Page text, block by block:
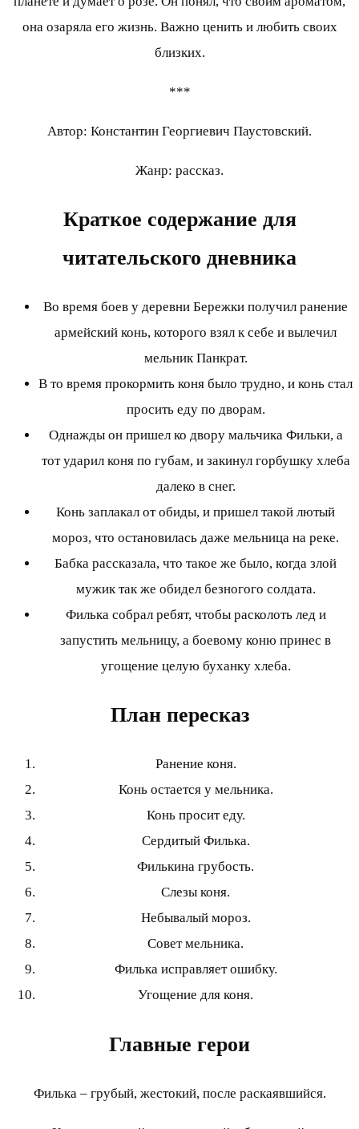
она озаряла его жизнь. Важно ценить и любить своих
близких.
***
Автор: Константин Георгиевич Паустовский.
Жанр: рассказ.
Краткое содержание для
читательского дневника
Во время боев у деревни Бережки получил ранение
армейский конь, которого взял к себе и вылечил
мельник Панкрат.
В то время прокормить коня было трудно, и конь стал
просить еду по дворам.
Однажды он пришел ко двору мальчика Фильки, а
тот ударил коня по губам, и закинул горбушку хлеба
далеко в снег.
Конь заплакал от обиды, и пришел такой лютый
мороз, что остановилась даже мельница на реке.
Бабка рассказала, что такое же было, когда злой
мужик так же обидел безногого солдата.
Филька собрал ребят, чтобы расколоть лед и
запустить мельницу, а боевому коню принес в
угощение целую буханку хлеба.
План пересказ
Ранение коня.
Конь остается у мельника.
Конь просит еду.
Сердитый Филька.
Филькина грубость.
Слезы коня.
Небывалый мороз.
Совет мельника.
Филька исправляет ошибку.
Угощение для коня.
Главные герои
Филька – грубый, жестокий, после раскаявшийся.